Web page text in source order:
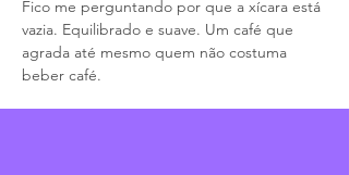
Fico me perguntando por que a xícara está
vazia. Equilibrado e suave. Um café que
agrada até mesmo quem não costuma
beber café.